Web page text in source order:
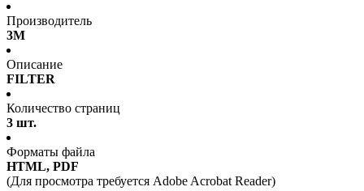
Производитель
3M
Описание
FILTER
Количество страниц
3 шт.
Форматы файла
HTML, PDF
(Для просмотра требуется Adobe Acrobat Reader)